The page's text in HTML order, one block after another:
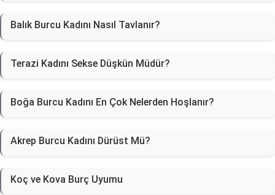
Balık Burcu Kadını Nasıl Tavlanır?
Terazi Kadını Sekse Düşkün Müdür?
Boğa Burcu Kadını En Çok Nelerden Hoşlanır?
Akrep Burcu Kadını Dürüst Mü?
Koç ve Kova Burç Uyumu